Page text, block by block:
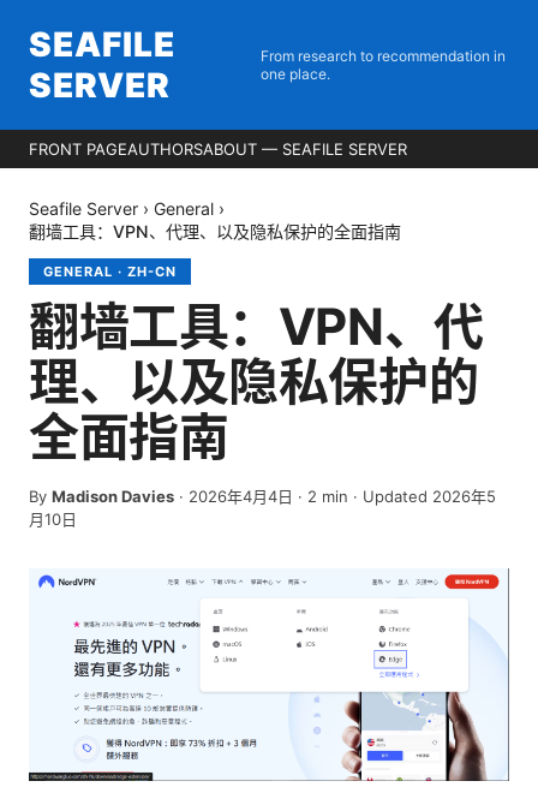
SEAFILE
SERVER
From research to recommendation in
one place.
FRONT PAGEAUTHORSABOUT — SEAFILE SERVER
Seafile Server › General ›
翻墙工具：VPN、代理、以及隐私保护的全面指南
GENERAL · ZH-CN
翻墙工具：VPN、代
理、以及隐私保护的
全面指南
By Madison Davies · 2026年4月4日 · 2 min · Updated 2026年5
月10日